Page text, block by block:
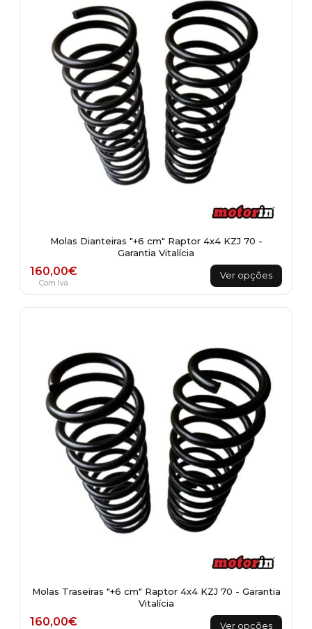
Molas Dianteiras "+6 cm" Raptor 4x4 KZJ 70 -
Garantia Vitalícia
160,00€
Com Iva
Ver opções
This
product
has
multiple
options
may
be
chosen
on
the
product
page
Molas Traseiras "+6 cm" Raptor 4x4 KZJ 70 - Garantia
Vitalícia
160,00€ Ver opções
This